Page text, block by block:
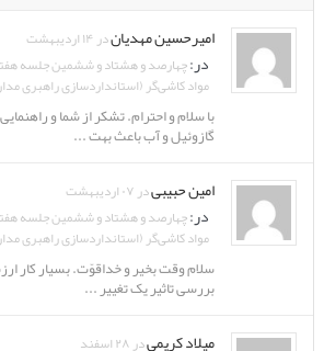
امیرحسین مهدیاندر ۱۴ اردیبهشت
در:چهارصد و هشتاد و ششمین جلسه
مواد کاشی‌گر (استانداردسازی راهبری
با سلام و احترام. تشکر از شما و
گازوئیل و آب باعث بهت ...
امین حبیبیدر ۰۷ اردیبهشت
در:چهارصد و هشتاد و ششمین جلسه
مواد کاشی‌گر (استانداردسازی راهبری
سلام وقت بخیر و خداقوّت. بسیار کار
بررسی تاثیر یک تغییر ...
میلاد کریمیدر ۲۸ اسفند